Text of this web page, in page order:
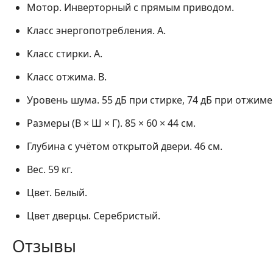
Мотор. Инверторный с прямым приводом.
Класс энергопотребления. A.
Класс стирки. A.
Класс отжима. B.
Уровень шума. 55 дБ при стирке, 74 дБ при
Размеры (В × Ш × Г). 85 × 60 × 44 см.
Глубина с учётом открытой двери. 46 см.
Вес. 59 кг.
Цвет. Белый.
Цвет дверцы. Серебристый.
Отзывы